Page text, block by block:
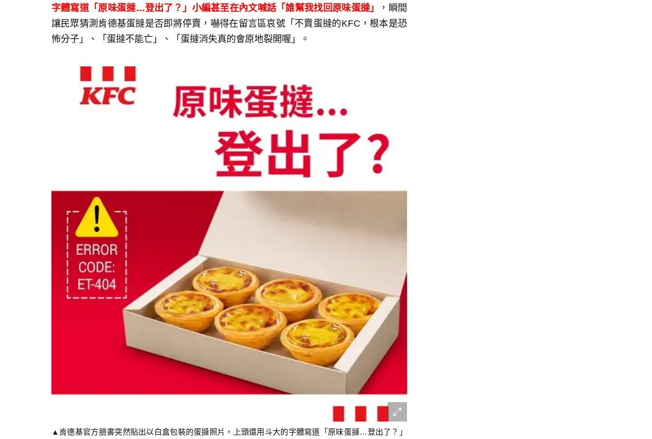
字體寫道「原味蛋撻…登出了？​」小編甚至在內文喊話「誰幫我找回原味蛋撻」
，瞬間
讓民眾猜測肯德基蛋撻是否即將停賣，嚇得在留言區哀號「不賣蛋撻的KFC，根本是恐
怖分子」、「蛋撻不能亡」、「蛋撻消失真的會原地裂開喔」。
▲肯德基官方臉書突然貼出以白盒包裝的蛋撻照片，上頭還用斗大的字體寫道「原味蛋撻…登出了？​」